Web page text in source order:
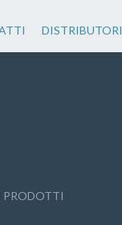
DISTRIBUTORI
PRODOTTI